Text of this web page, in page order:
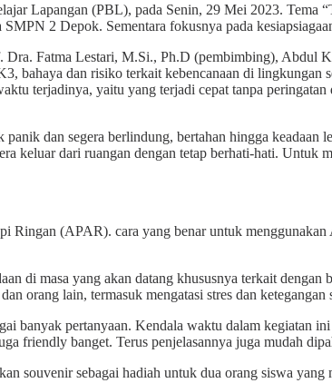
Lapangan (PBL), pada Senin, 29 Mei 2023. Tema
2 Depok. Sementara fokusnya pada
Fatma Lestari, M.Si., Ph.D (pembimbing), Abdul
bahaya dan risiko terkait kebencanaan di lingkungan
terjadinya, yaitu yang terjadi cepat tanpa
dan segera berlindung, bertahan hingga
keluar dari ruangan dengan tetap berhati-hati. Untuk
Ringan (APAR). cara yang benar untuk
di masa yang akan datang khususnya terkait
orang lain, termasuk mengatasi stres dan ketegangan
banyak pertanyaan. Kendala waktu dalam kegiatan
friendly banget. Terus penjelasannya juga mudah
souvenir sebagai hadiah untuk dua orang siswa